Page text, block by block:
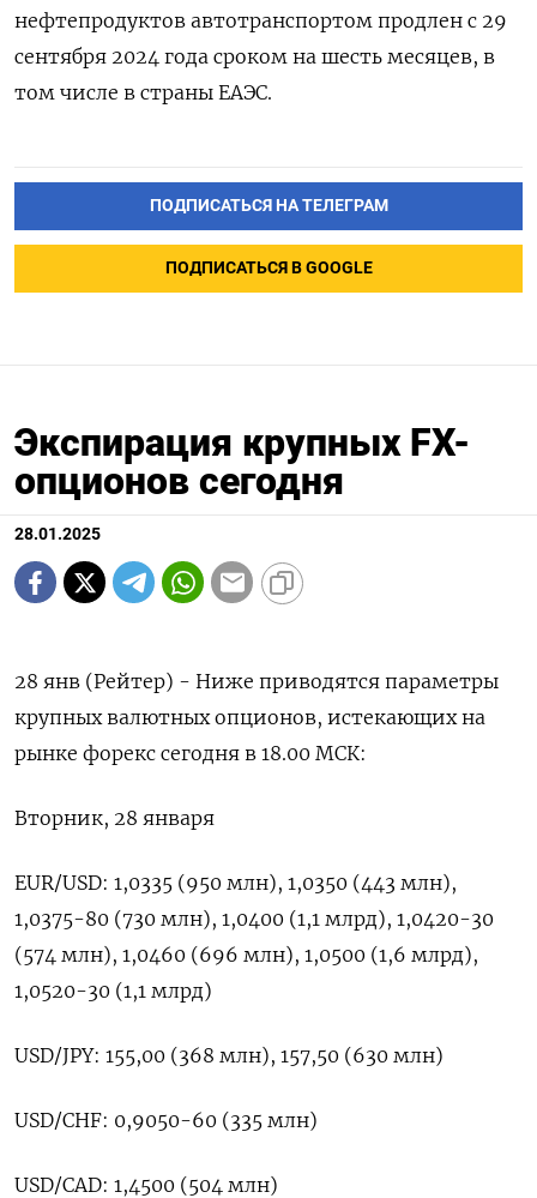
нефтепродуктов автотранспортом продлен с 29
сентября 2024 года сроком на шесть месяцев, в
том числе в страны ЕАЭС.
ПОДПИСАТЬСЯ НА ТЕЛЕГРАМ
ПОДПИСАТЬСЯ В GOOGLE
Экспирация крупных FX-
опционов сегодня
28.01.2025
28 янв (Рейтер) - Ниже приводятся параметры
крупных валютных опционов, истекающих на
рынке форекс сегодня в 18.00 МСК:
Вторник, 28 января
EUR/USD: 1,0335 (950 млн), 1,0350 (443 млн),
1,0375-80 (730 млн), 1,0400 (1,1 млрд), 1,0420-30
(574 млн), 1,0460 (696 млн), 1,0500 (1,6 млрд),
1,0520-30 (1,1 млрд)
USD/JPY: 155,00 (368 млн), 157,50 (630 млн)
USD/CHF: 0,9050-60 (335 млн)
USD/CAD: 1,4500 (504 млн)